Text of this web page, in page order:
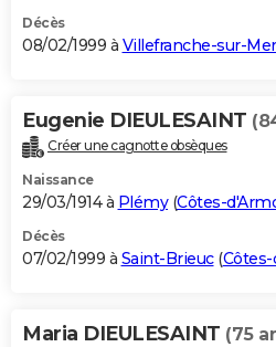
Décès
08/02/1999 à Villefranche-sur-Mer
Eugenie DIEULESAINT
Créer une cagnotte obsèques
Naissance
29/03/1914 à Plémy(Côtes-
Décès
07/02/1999 à Saint-Brieuc(
Maria DIEULESAINT (75